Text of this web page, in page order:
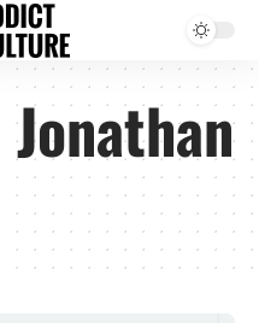
Jonathan